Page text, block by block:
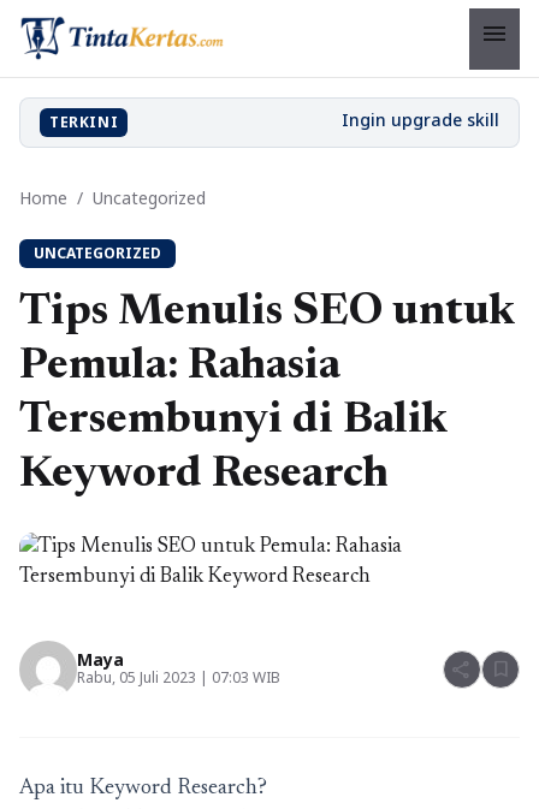
menu
TERKINI
Home / Uncategorized
UNCATEGORIZED
Tips Menulis SEO untuk
Pemula: Rahasia
Tersembunyi di Balik
Keyword Research
Maya
Rabu, 05 Juli 2023 | 07:03 WIB share bookmark
Apa itu Keyword Research?